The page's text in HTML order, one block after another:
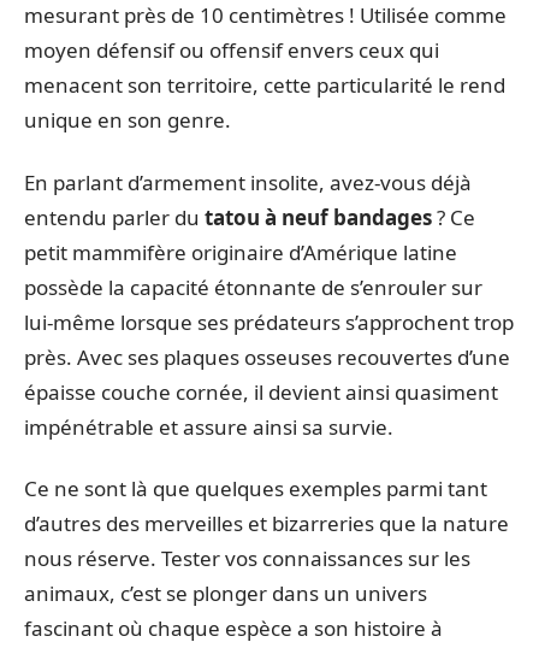
mesurant près de 10 centimètres ! Utilisée comme
moyen défensif ou offensif envers ceux qui
menacent son territoire, cette particularité le rend
unique en son genre.
En parlant d’armement insolite, avez-vous déjà
entendu parler du tatou à neuf bandages? Ce
petit mammifère originaire d’Amérique latine
possède la capacité étonnante de s’enrouler sur
lui-même lorsque ses prédateurs s’approchent trop
près. Avec ses plaques osseuses recouvertes d’une
épaisse couche cornée, il devient ainsi quasiment
impénétrable et assure ainsi sa survie.
Ce ne sont là que quelques exemples parmi tant
d’autres des merveilles et bizarreries que la nature
nous réserve. Tester vos connaissances sur les
animaux, c’est se plonger dans un univers
fascinant où chaque espèce a son histoire à